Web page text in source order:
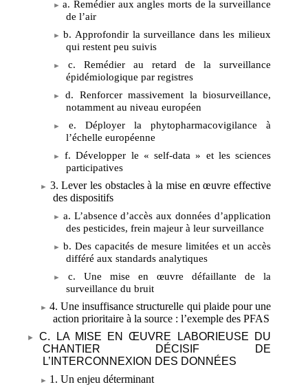
a. Remédier aux angles morts de la surveillance
de l’air
b. Approfondir la surveillance dans les milieux
qui restent peu suivis
c. Remédier au retard de la surveillance
épidémiologique par registres
d. Renforcer massivement la biosurveillance,
notamment au niveau européen
e. Déployer la phytopharmacovigilance à
l’échelle européenne
f. Développer le « self-data » et les sciences
participatives
3. Lever les obstacles à la mise en œuvre effective
des dispositifs
a. L’absence d’accès aux données d’application
des pesticides, frein majeur à leur surveillance
b. Des capacités de mesure limitées et un accès
différé aux standards analytiques
c. Une mise en œuvre défaillante de la
surveillance du bruit
4. Une insuffisance structurelle qui plaide pour une
action prioritaire à la source : l’exemple des PFAS
C. LA MISE EN ŒUVRE LABORIEUSE DU
CHANTIER DÉCISIF DE
L’INTERCONNEXION DES DONNÉES
1. Un enjeu déterminant